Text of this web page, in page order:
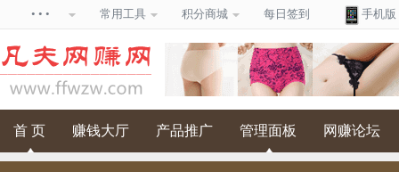
• • • 常用工具 积分商城 每日签到 手机版
首 页 赚钱大厅 产品推广 管理面板 网赚论坛